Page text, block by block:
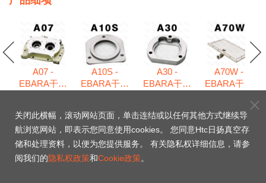
A07 -
EBARA干式
A10S -
EBARA干式
A30 -
EBARA干式
A70W -
EBARA干式
50.20 - EBARA干式真
关闭此横幅，滚动网站页面，单击连结或以任何其他方式继续导
航浏览网站，即表示您同意使用cookies。 您同意Htc日扬真空存
储和处理资料，以便为您提供服务。 有关隐私权详细信息，请参
阅我们的隐私权政策和Cookie政策。